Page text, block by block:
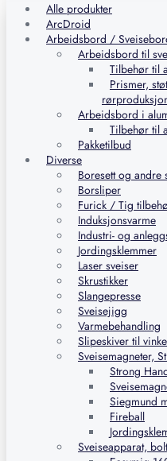
Alle produkter
ArcDroid
Arbeidsbord /
Arbeidsbord til
Tilbehør til
Prismer,
Arbeidsbord i
Tilbehør til
Pakketilbud
Diverse
Boresett og andre
Borsliper
Furick / Tig
Induksjonsvarme
Industri- og
Jordingsklemmer
Laser sveiser
Skrustikker
Slangepresse
Sveisejigg
Varmebehandling
Slipeskiver til
Sveisemagneter,
Strong
Siegmund
Fireball
Sveiseapparat,